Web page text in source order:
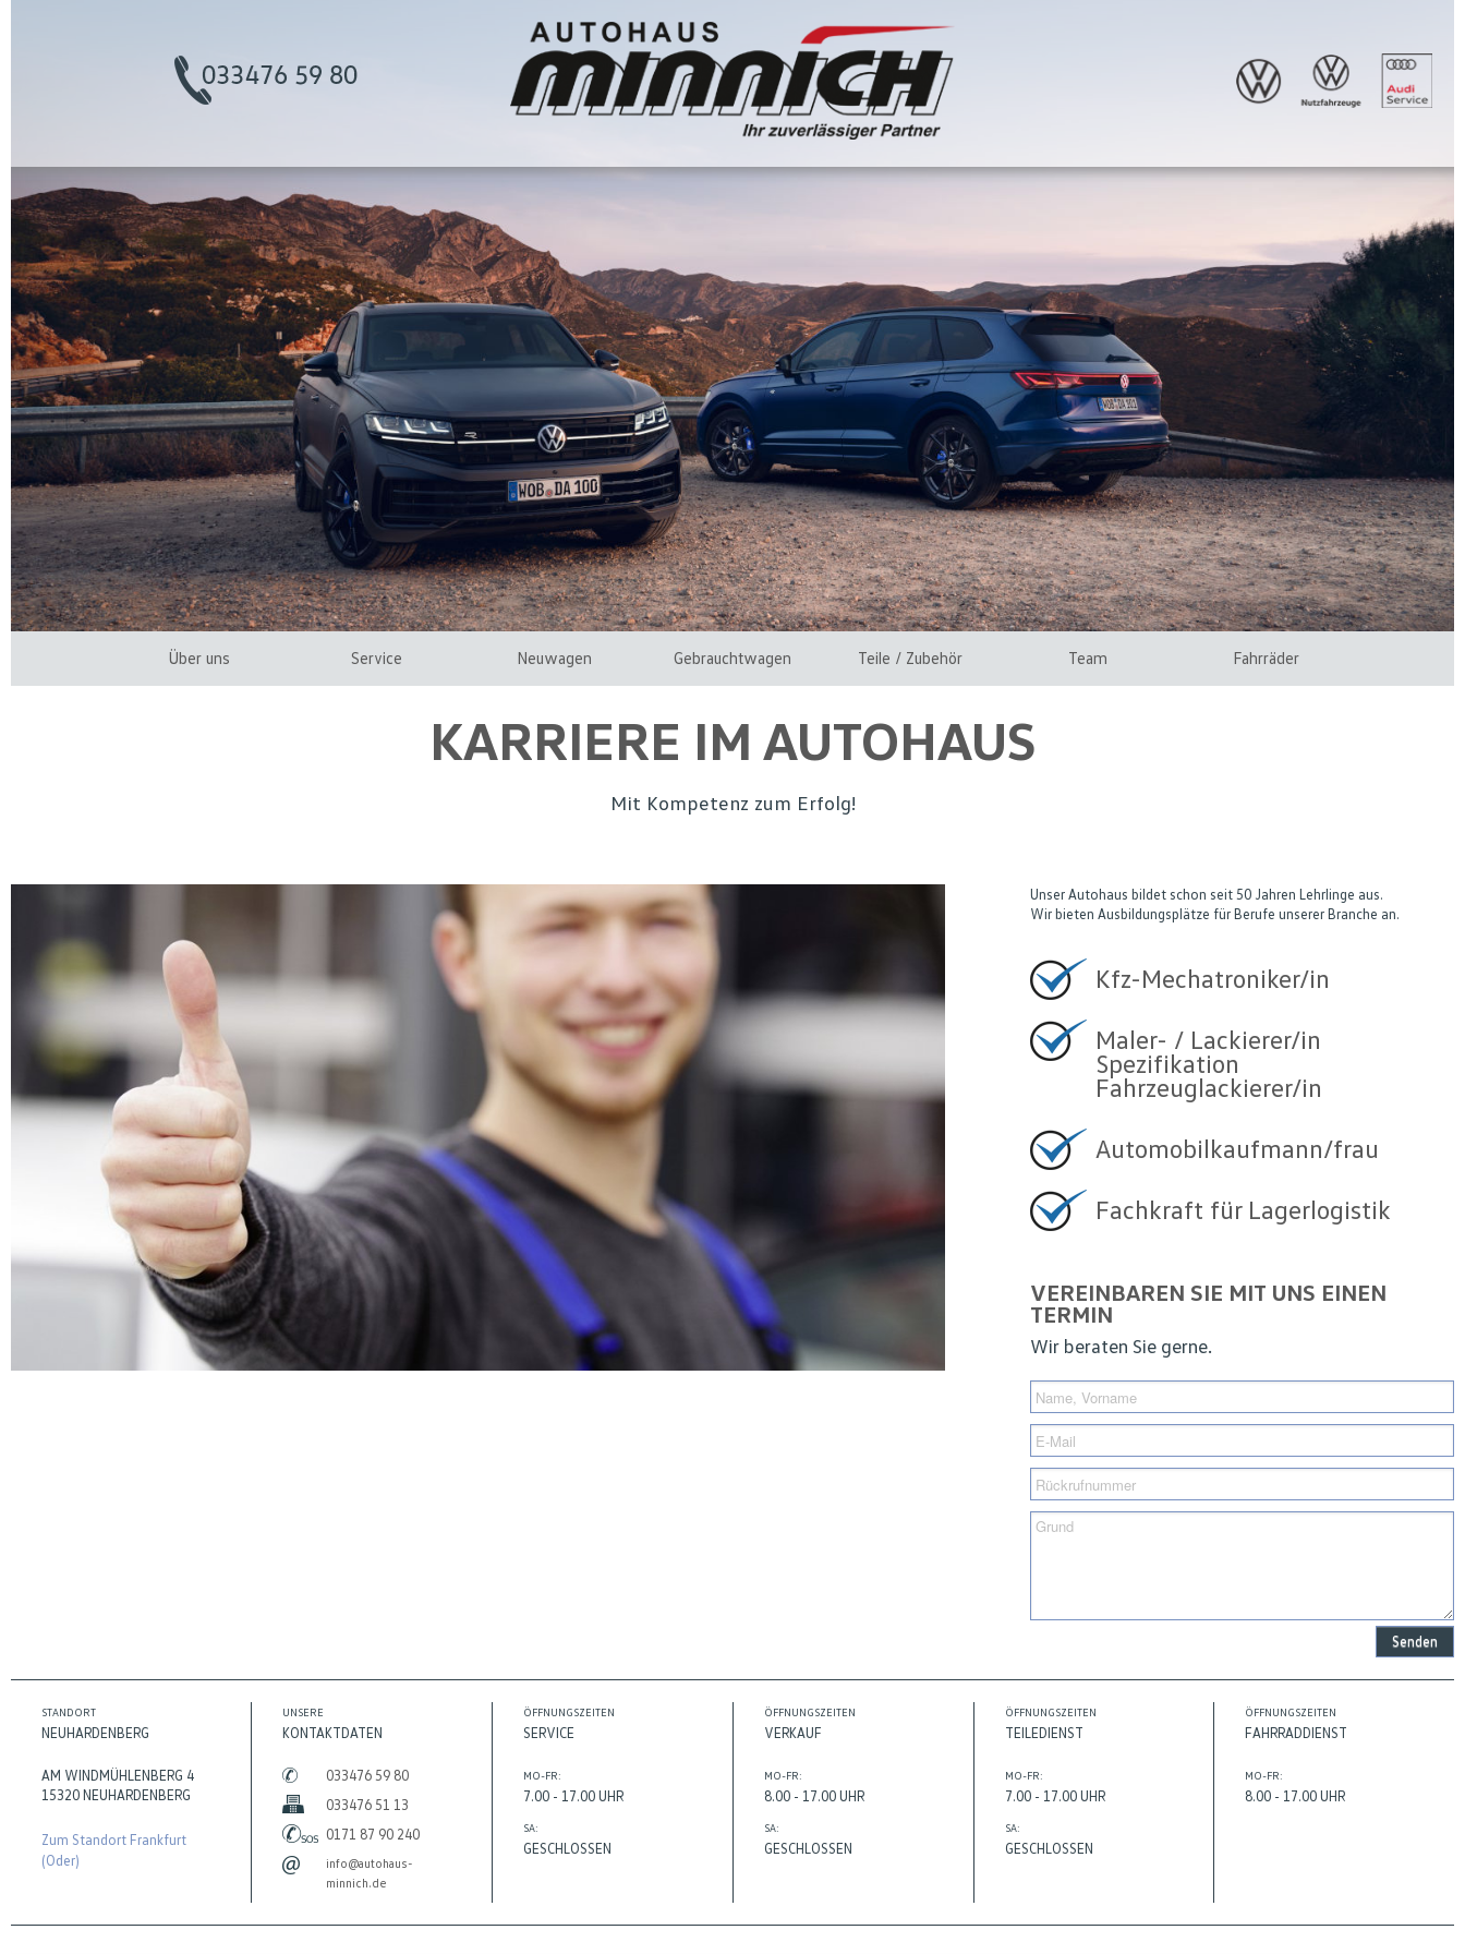
Über uns Service Neuwagen Gebrauchtwagen Teile / Zubehör Team Fahrräder
KARRIERE IM AUTOHAUS
Mit Kompetenz zum Erfolg!
Unser Autohaus bildet schon seit 50 Jahren Lehrlinge aus.
Wir bieten Ausbildungsplätze für Berufe unserer Branche an.
Kfz-Mechatroniker/in
Maler- / Lackierer/in
Spezifikation
Fahrzeuglackierer/in
Automobilkaufmann/frau
Fachkraft für Lagerlogistik
VEREINBAREN SIE MIT UNS EINEN
TERMIN
Wir beraten Sie gerne.
Senden
STANDORT
NEUHARDENBERG
AM WINDMÜHLENBERG 4
15320 NEUHARDENBERG
Zum Standort Frankfurt
(Oder)
UNSERE
KONTAKTDATEN
033476 59 80
033476 51 13
0171 87 90 240
info@autohaus-
minnich.de
ÖFFNUNGSZEITEN
SERVICE
MO-FR:
7.00 - 17.00 UHR
SA:
GESCHLOSSEN
ÖFFNUNGSZEITEN
VERKAUF
MO-FR:
8.00 - 17.00 UHR
SA:
GESCHLOSSEN
ÖFFNUNGSZEITEN
TEILEDIENST
MO-FR:
7.00 - 17.00 UHR
SA:
GESCHLOSSEN
ÖFFNUNGSZEITEN
FAHRRADDIENST
MO-FR:
8.00 - 17.00 UHR